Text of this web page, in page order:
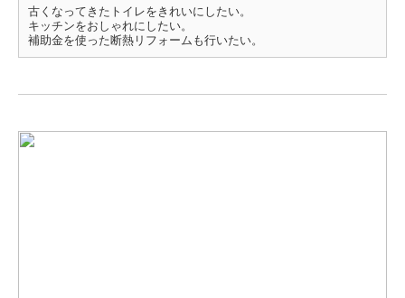
古くなってきたトイレをきれいにしたい。
キッチンをおしゃれにしたい。
補助金を使った断熱リフォームも行いたい。